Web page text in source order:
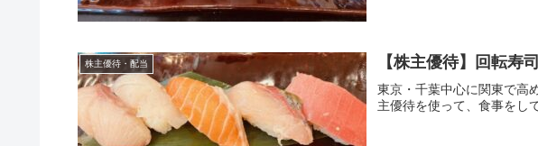
株主優待・配当 【株主優待】回転寿
東京・千葉中心に関東で高
主優待を使って、食事をし